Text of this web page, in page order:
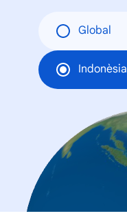
Global
Indonèsia